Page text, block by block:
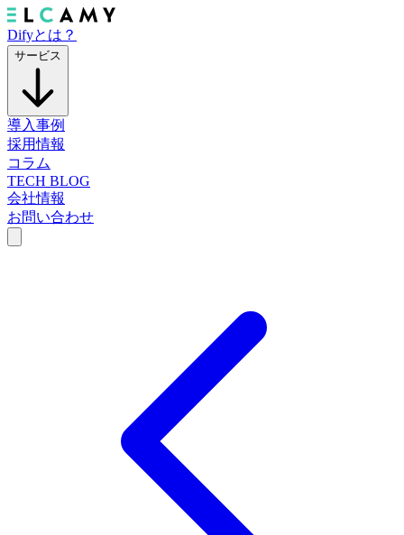
Difyとは？
サービス
導入事例
採用情報
コラム
TECH BLOG
会社情報
お問い合わせ